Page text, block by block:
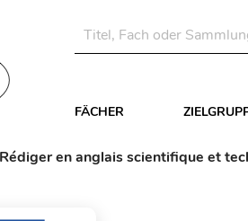
FÄCHER
en anglais scientifique et